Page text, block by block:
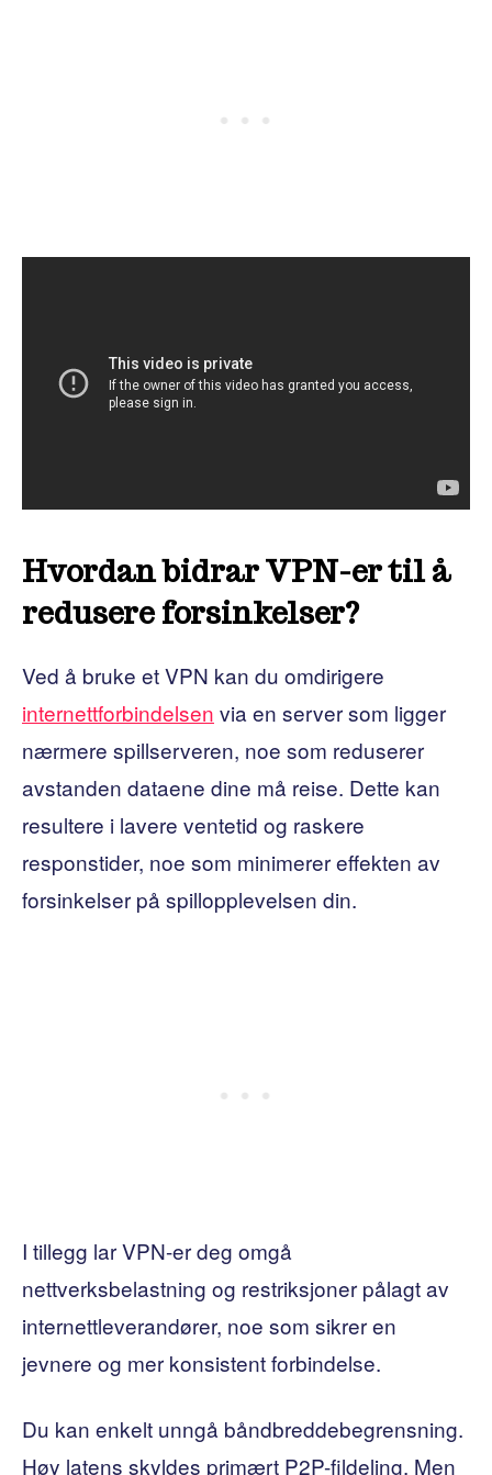
Hvordan bidrar VPN-er til å
redusere forsinkelser?
Ved å bruke et VPN kan du omdirigere
internettforbindelsen via en server som ligger
nærmere spillserveren, noe som reduserer
avstanden dataene dine må reise. Dette kan
resultere i lavere ventetid og raskere
responstider, noe som minimerer effekten av
forsinkelser på spillopplevelsen din.
I tillegg lar VPN-er deg omgå
nettverksbelastning og restriksjoner pålagt av
internettleverandører, noe som sikrer en
jevnere og mer konsistent forbindelse.
Du kan enkelt unngå båndbreddebegrensning.
Høy latens skyldes primært P2P-fildeling. Men